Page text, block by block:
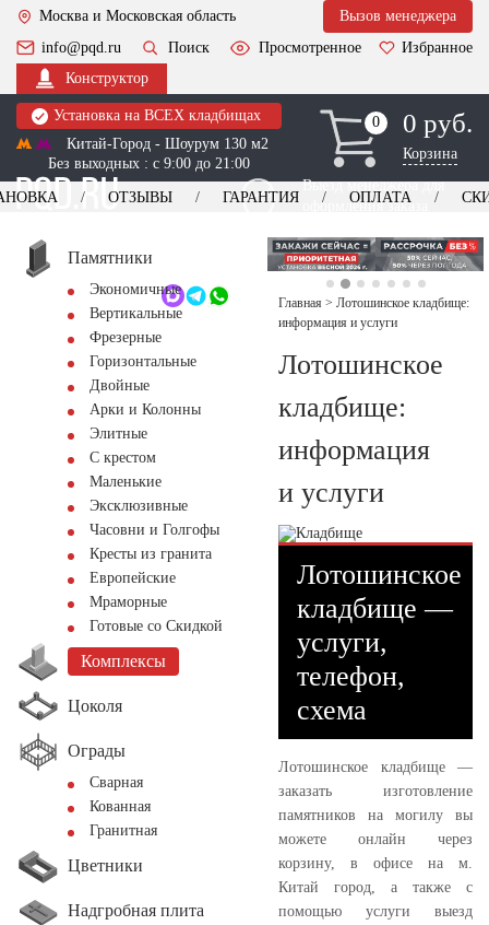
Москва и Московская область
Вызов менеджера
info@pqd.ru
Поиск Просмотренное
Избранное
Конструктор
Установка на ВСЕХ кладбищах
Китай-Город - Шоурум 130 м2
Без выходных : с 9:00 до 21:00
0
0 0 руб.
Корзина
Выезд менеджера для
оформления заказа
+7 (495) 518-44-23
Обратный звонок
ОТЗЫВЫ ГАРАНТИЯ ОПЛАТА
Памятники
Экономичные
Вертикальные
Фрезерные
Горизонтальные
Двойные
Арки и Колонны
Элитные
С крестом
Маленькие
Эксклюзивные
Часовни и Голгофы
Кресты из гранита
Европейские
Мраморные
Готовые со Скидкой
Комплексы
Цоколя
Ограды
Сварная
Кованная
Гранитная
Цветники
Надгробная плита
Главная > Лотошинское кладбище:
информация и услуги
Лотошинское
кладбище:
информация
и услуги
Лотошинское
кладбище —
услуги,
телефон,
схема
Лотошинское кладбище —
заказать изготовление
памятников на могилу вы
можете онлайн через
корзину, в офисе на м.
Китай город, а также с
помощью услуги выезд